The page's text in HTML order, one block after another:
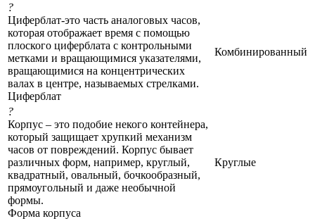
?
Циферблат-это часть аналоговых часов,
которая отображает время с помощью
плоского циферблата с контрольными
метками и вращающимися указателями,
вращающимися на концентрических
валах в центре, называемых стрелками.
Циферблат
Комбинированный
?
Корпус – это подобие некого контейнера,
который защищает хрупкий механизм
часов от повреждений. Корпус бывает
различных форм, например, круглый,
квадратный, овальный, бочкообразный,
прямоугольный и даже необычной
формы.
Форма корпуса
Круглые